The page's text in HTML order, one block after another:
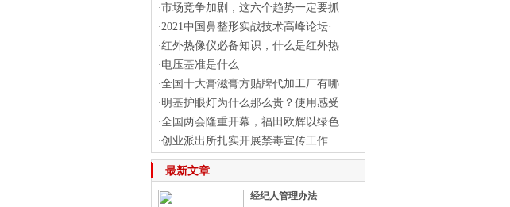
·市场竞争加剧，这六个趋势一定要抓
·2021中国鼻整形实战技术高峰论坛·
·红外热像仪必备知识，什么是红外热
·电压基准是什么
·全国十大膏滋膏方贴牌代加工厂有哪
·明基护眼灯为什么那么贵？使用感受
·全国两会隆重开幕，福田欧辉以绿色
·创业派出所扎实开展禁毒宣传工作
最新文章
经纪人管理办法